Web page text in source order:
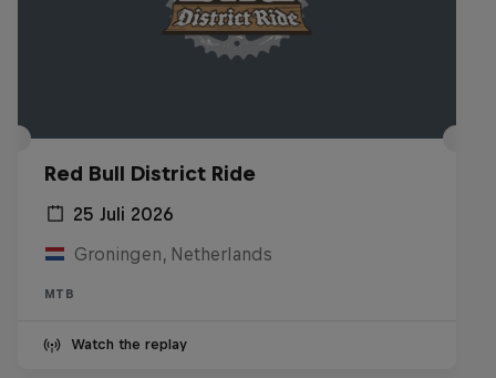
Red Bull District Ride
25 Juli 2026
Groningen, Netherlands
MTB
Watch the replay